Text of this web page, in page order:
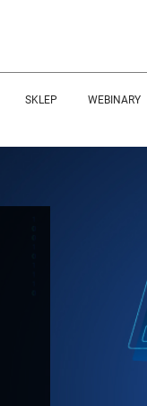
SKLEP WEBINARY